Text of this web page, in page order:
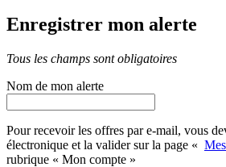
Enregistrer mon alerte
Tous les champs sont obligatoires
Nom de mon alerte
Pour recevoir les offres par e-mail, vous
électronique et la valider sur la page «
rubrique « Mon compte »